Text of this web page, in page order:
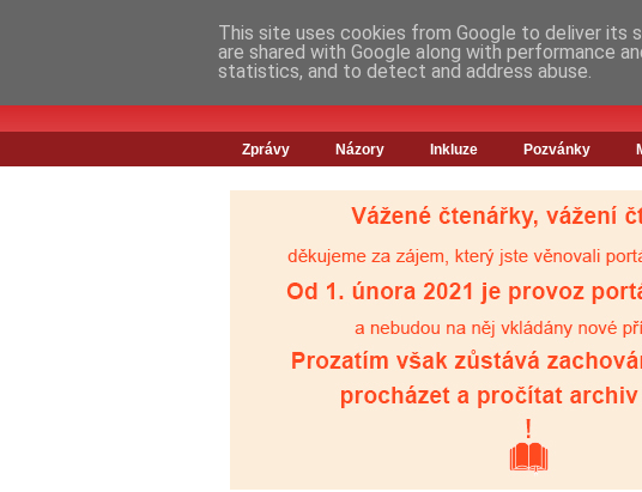
Zprávy Názory Inkluze Pozvánky
This site uses cookies from Google to deliver its
are shared with Google along with performance
statistics, and to detect and address abuse.